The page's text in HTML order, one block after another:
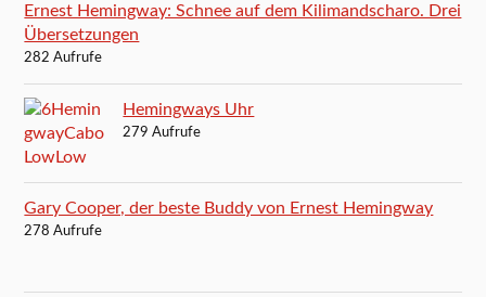
Ernest Hemingway: Schnee auf dem Kilimandscharo. Drei
Übersetzungen
282 Aufrufe
Hemingways Uhr
279 Aufrufe
Gary Cooper, der beste Buddy von Ernest Hemingway
278 Aufrufe